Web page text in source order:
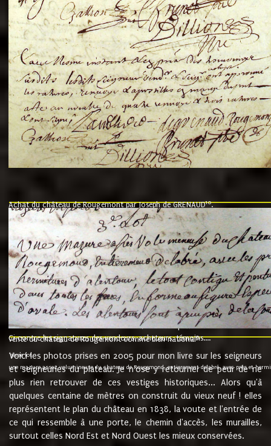
Achat du château de Rougemont par Joseph de GRENAUD10.
"l'an mil six cent soixante treze le ving neuvième jour du mois de
nommé fut présent Messire Claude Guillaume de Moyriat chevalier baron
vend, purement simplement et irrevocablement a monseigneur monsieur
et chavannes conseiller du roy au parlement de Bourgogne, present et
que le dit seigneur Baron de la Vellière a sur ses hommes, indivisables et
de la Velliere tout ainsi et comme le dit seigneur Baron et ses
présent......"
suivent les rentes, donation des terriers, etc... au prix de 880 livre louis
Ci contre les signatures des vendeurs, acheteurs, témoins....
vente du château de Rougemont comme bien national9.
"3ème lot
une mazure assez volumineuse du chateau de Rougemond, entierement delabré, avec près et
Voici les photos prises en 2005 pour mon livre sur les seigneurs
et seigneuries du plateau. Je n'ose y retourner de peur de ne
plus rien retrouver de ces vestiges historiques... Alors qu'à
quelques centaine de mètres on construit du vieux neuf ! elles
représentent le plan du château en 1838, la voute et l'entrée de
ce qui ressemble à une porte, le chemin d'accès, les murailles,
surtout celles Nord Est et Nord Ouest les mieux conservées.